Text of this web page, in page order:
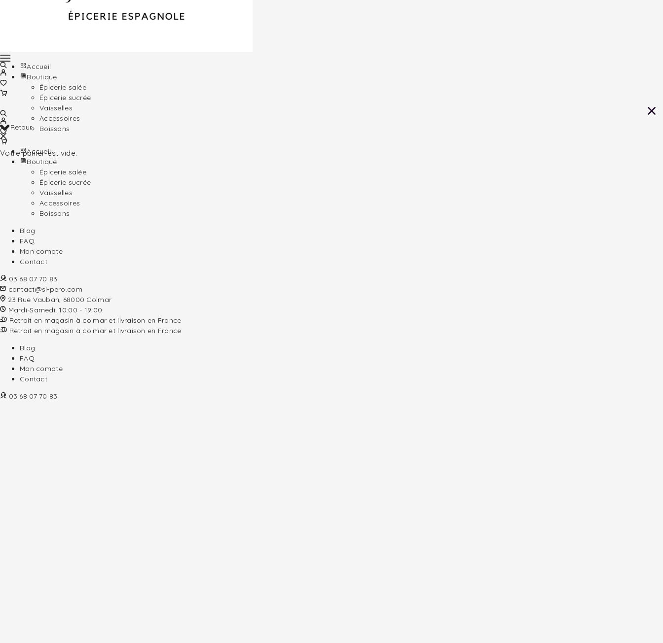
Retour
Accueil
Boutique
Épicerie salée
Épicerie sucrée
Vaisselles
Accessoires
Boissons
Blog
FAQ
Mon compte
Contact
03 68 07 70 83
contact@si-pero.com
23 Rue Vauban, 68000 Colmar
Mardi-Samedi: 10:00 - 19:00
Retrait en magasin à colmar et livraison en France
Retrait en magasin à colmar et livraison en France
Blog
FAQ
Mon compte
Contact
03 68 07 70 83
Accueil
Boutique
Épicerie salée
Épicerie sucrée
Vaisselles
Accessoires
Boissons
Votre panier est vide.